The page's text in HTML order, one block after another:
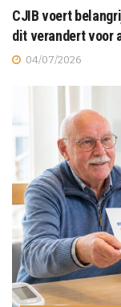
CJIB voert
dit verandert voor
04/07/2026